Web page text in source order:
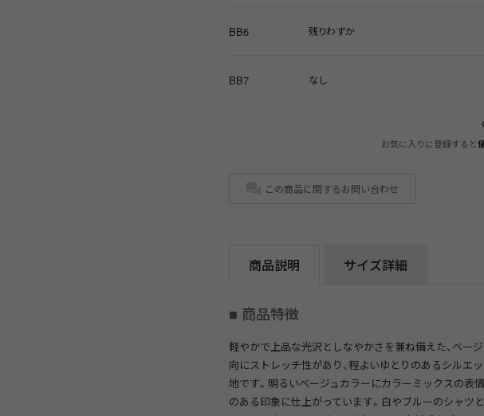
BB6 残りわずか
BB7 なし
お気に入りに登録すると
この商品に関するお問い合わせ
商品説明 サイズ詳細
■ 商品特徴
軽やかで上品な光沢としなやかさを兼ね備えた、ベー
向にストレッチ性があり、程よいゆとりのあるシルエ
地です。明るいベージュカラーにカラーミックスの表
のある印象に仕上がっています。白やブルーのシャツ